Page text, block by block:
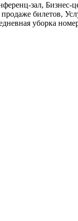
зал,
билетов,
уборка